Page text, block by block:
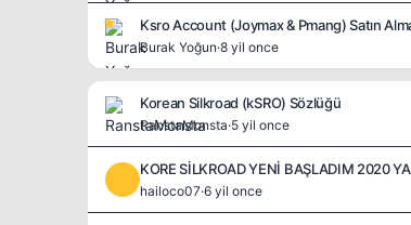
Ksro Account (Joymax & Pmang) Satın
Burak Yoğun·8 yil once
Korean Silkroad (kSRO) Sözlüğü
RanstaMonsta·5 yil once
KORE SİLKROAD YENİ BAŞLADIM 2020
hailoco07·6 yil once